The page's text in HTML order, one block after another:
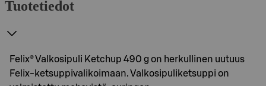
Tuotetiedot
Felix® Valkosipuli Ketchup 490 g on herkullinen uutuus
Felix-ketsuppivalikoimaan. Valkosipuliketsuppi on